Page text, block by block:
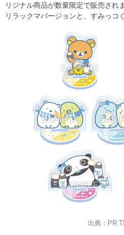
リジナル商品が数量限定で販売され
リラックマバージョンと、すみっコ
出典：PR